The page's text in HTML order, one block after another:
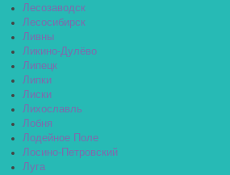
Лесозаводск
Лесосибирск
Ливны
Ликино-Дулёво
Липецк
Липки
Лиски
Лихославль
Лобня
Лодейное Поле
Лосино-Петровский
Луга